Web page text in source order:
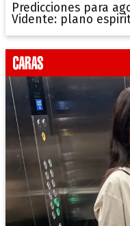
Predicciones para
Vidente: plano